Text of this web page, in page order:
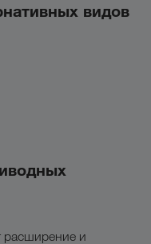
видов
расширение и